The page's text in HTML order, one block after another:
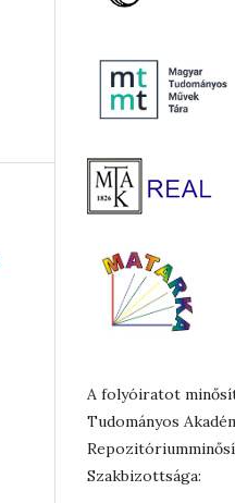
A folyóiratot
Tudományos
Szakbizottsága: